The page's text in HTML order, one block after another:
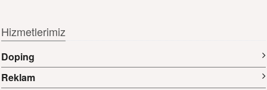
Hizmetlerimiz
Doping
Reklam